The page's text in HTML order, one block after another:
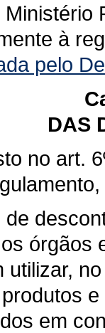
à
pelo
DAS
no art.
órgãos
utilizar,
em